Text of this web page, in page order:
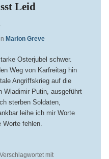
Leid
Marion Greve
Osterjubel schwer.
Weg von Karfreitag hin
Angriffskrieg auf die
Wladimir Putin, ausgeführt
sterben Soldaten,
leihe ich mir Worte
fehlen.
Verschlagwortet mit